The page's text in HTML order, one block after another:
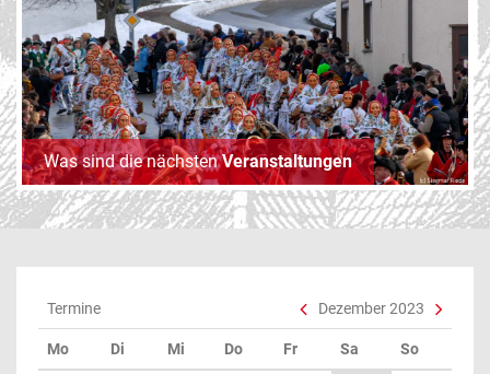
Was sind die nächstenVeranstaltungen
Termine Dezember 2023
Mo Di Mi Do Fr Sa So